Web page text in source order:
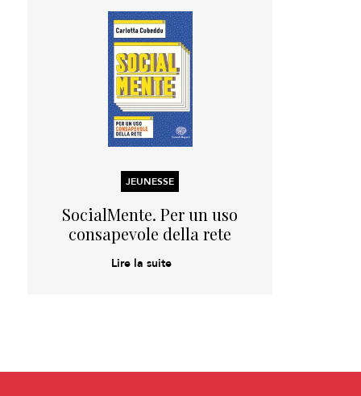
JEUNESSE
SocialMente. Per un uso
consapevole della rete
Lire la suite